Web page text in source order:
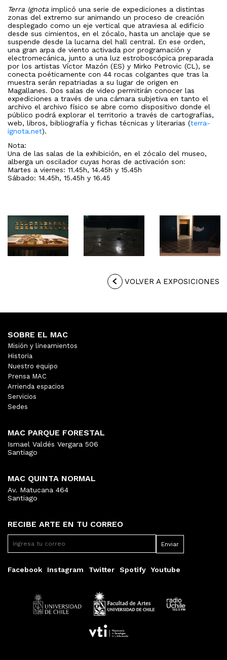
Terra Ignota implicó una serie de expediciones a distintas
zonas del extremo sur animando un proceso de creación
desplegado como un eje vertical que atraviesa al edificio
desde sus cimientos, en el zócalo, hasta un anclaje que se
suspende desde la lucarna del hall central. En ese orden,
una gran arpa de viento activada por programación y
electromecánica, junto a una luz estroboscópica preparada
por los artistas Víctor Mazón (ES) y Mirko Petrovic (CL), se
conecta poéticamente con 44 rocas colgantes que tras la
muestra serán repatriadas a su lugar de origen en
Magallanes. Dos salas de video permitirán conocer las
expediciones a través de una cámara subjetiva en tanto el
archivo el archivo físico se abre como dispositivo donde el
público podrá explorar el territorio a través de cartografías,
web, libros, bibliografía y fichas técnicas y literarias (terra-
ignota.net).
Nota:
Una de las salas de la exhibición, en el zócalo del museo,
alberga un oscilador cuyas horas de activación son:
Martes a viernes: 11.45h, 14.45h y 15.45h
Sábado: 14.45h, 15.45h y 16.45
VOLVER A EXPOSICIONES
RECIBE ARTE EN TU CORREO
Facebook Instagram Twitter Spotify Youtube
SOBRE EL MAC
Misión y lineamientos
Historia
Nuestro equipo
Prensa MAC
Arrienda espacios
Servicios
Sedes
MAC PARQUE FORESTAL
Ismael Valdés Vergara 506
Santiago
MAC QUINTA NORMAL
Av. Matucana 464
Santiago